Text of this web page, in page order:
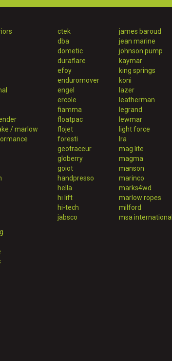
/ marlow
ctek
dba
dometic
duraflare
efoy
enduromover
engel
ercole
fiamma
floatpac
flojet
foresti
geotraceur
globerry
goiot
handpresso
hella
hi lift
hi-tech
jabsco
james baroud
jean marine
johnson pump
kaymar
king springs
koni
lazer
leatherman
legrand
lewmar
light force
lra
mag lite
magma
manson
marinco
marks4wd
marlow ropes
milford
msa international